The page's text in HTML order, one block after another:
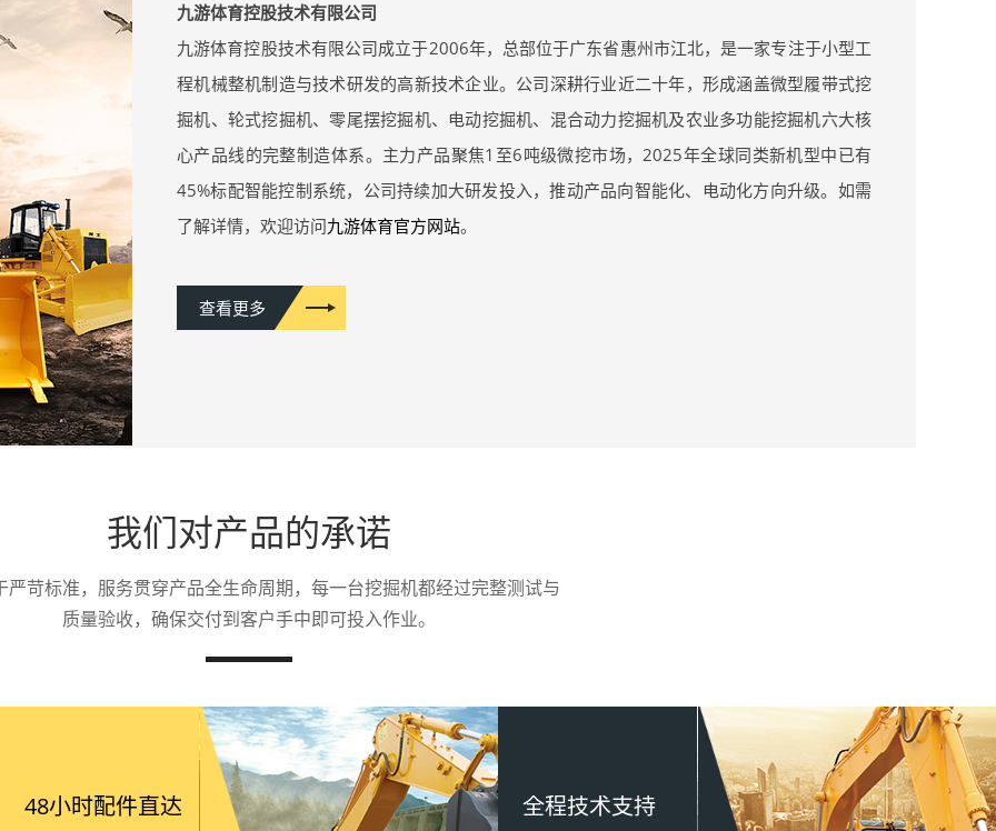
九游体育控股技术有限公司
九游体育控股技术有限公司成立于2006年，总部位于广东省惠州市江北，是一家专注于小型工
程机械整机制造与技术研发的高新技术企业。公司深耕行业近二十年，形成涵盖微型履带式挖
掘机、轮式挖掘机、零尾摆挖掘机、电动挖掘机、混合动力挖掘机及农业多功能挖掘机六大核
心产品线的完整制造体系。主力产品聚焦1至6吨级微挖市场，2025年全球同类新机型中已有
45%标配智能控制系统，公司持续加大研发投入，推动产品向智能化、电动化方向升级。如需
了解详情，欢迎访问九游体育官方网站。
查看更多
我们对产品的承诺
严苛标准，服务贯穿产品全生命周期，每一台挖掘机都经过完整测试与
质量验收，确保交付到客户手中即可投入作业。
48小时配件直达 全程技术支持